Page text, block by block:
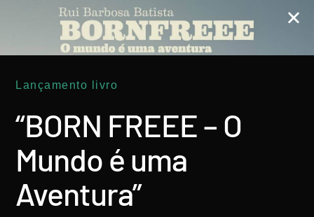
LER MAIS
Rui Batista 8 Abril, 2016
Lançamento livro
“BORN FREEE – O
Mundo é uma
Aventura”